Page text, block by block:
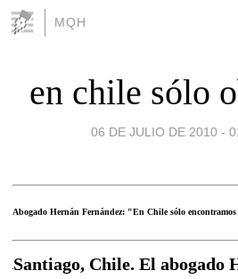
MQH
en chile sólo
06 DE JULIO DE 2010 -
Abogado Hernán Fernández: "En Chile sólo
Santiago, Chile. El abogado